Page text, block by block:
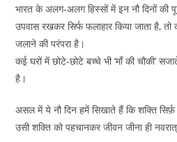
भारत के अलग-अलग हिस्सों में इन नौ दिनों की
उपवास रखकर सिर्फ फलाहार किया जाता है,
जलाने की परंपरा है।
कई घरों में छोटे-छोटे बच्चे भी ‘माँ की चौकी’
है।
असल में ये नौ दिन हमें सिखाते हैं कि शक्ति सिर्फ़
उसी शक्ति को पहचानकर जीवन जीना ही